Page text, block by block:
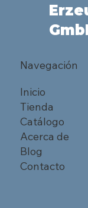
Navegación
Inicio
Tienda
Catálogo
Acerca de
Blog
Contacto